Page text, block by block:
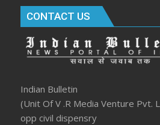
CONTACT US
Indian Bulletin
(Unit Of V .R Media Venture Pvt.
opp civil dispensry